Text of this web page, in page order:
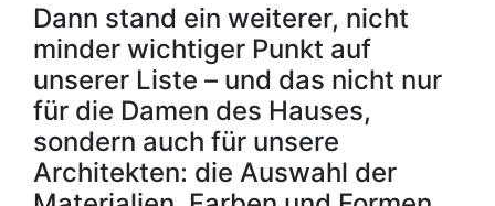
Dann stand ein weiterer, nicht
minder wichtiger Punkt auf
unserer Liste – und das nicht nur
für die Damen des Hauses,
sondern auch für unsere
Architekten: die Auswahl der